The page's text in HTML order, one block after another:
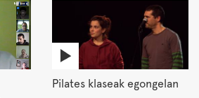
Pilates klaseak egongelan